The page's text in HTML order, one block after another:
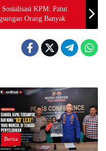
KPM: Patut
Orang Banyak
Berita